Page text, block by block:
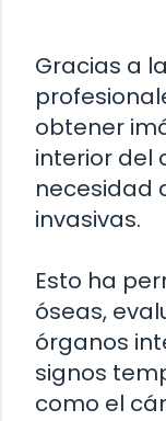
Gracias a
obtener
interior del
necesidad
invasivas.
Esto ha
óseas,
órganos
signos
como el